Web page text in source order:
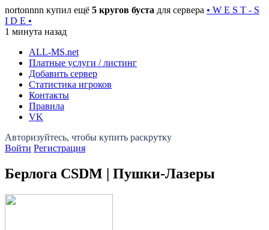
nortonnnn купил ещё 5 кругов буста для сервера • W E S T - S
I D E •
1 минута назад
ALL-MS.net
Платные услуги / листинг
Добавить сервер
Статистика игроков
Контакты
Правила
VK
Войти Регистрация
Берлога CSDM | Пушки-Лазеры